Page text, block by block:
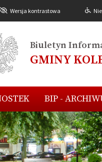
Wersja kontrastowa
Biuletyn
GMINY
BIP -